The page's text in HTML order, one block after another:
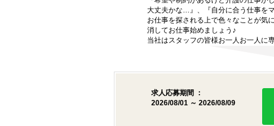
大丈夫かな…』、『自分に合う仕事を
お仕事を探される上で色々なことが気
消してお仕事始めましょう♪
当社はスタッフの皆様お一人お一人に
求人応募期間 ：
2026/08/01 ～ 2026/08/09